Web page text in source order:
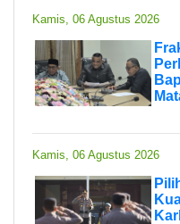
Kamis, 06 Agustus 2026
Kamis, 06 Agustus 2026